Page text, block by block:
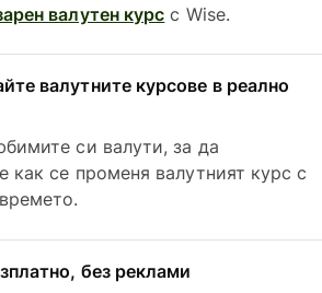
валутен курс с Wise.
валутните курсове в реално
си валути, за да
как се променя валутният курс с
без реклами